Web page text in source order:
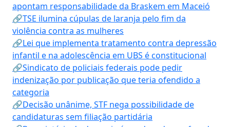
apontam responsabilidade da Braskem em Maceió
🔗TSE ilumina cúpulas de laranja pelo fim da
violência contra as mulheres
🔗Lei que implementa tratamento contra depressão
infantil e na adolescência em UBS é constitucional
🔗Sindicato de policiais federais pode pedir
indenização por publicação que teria ofendido a
categoria
🔗Decisão unânime, STF nega possibilidade de
candidaturas sem filiação partidária